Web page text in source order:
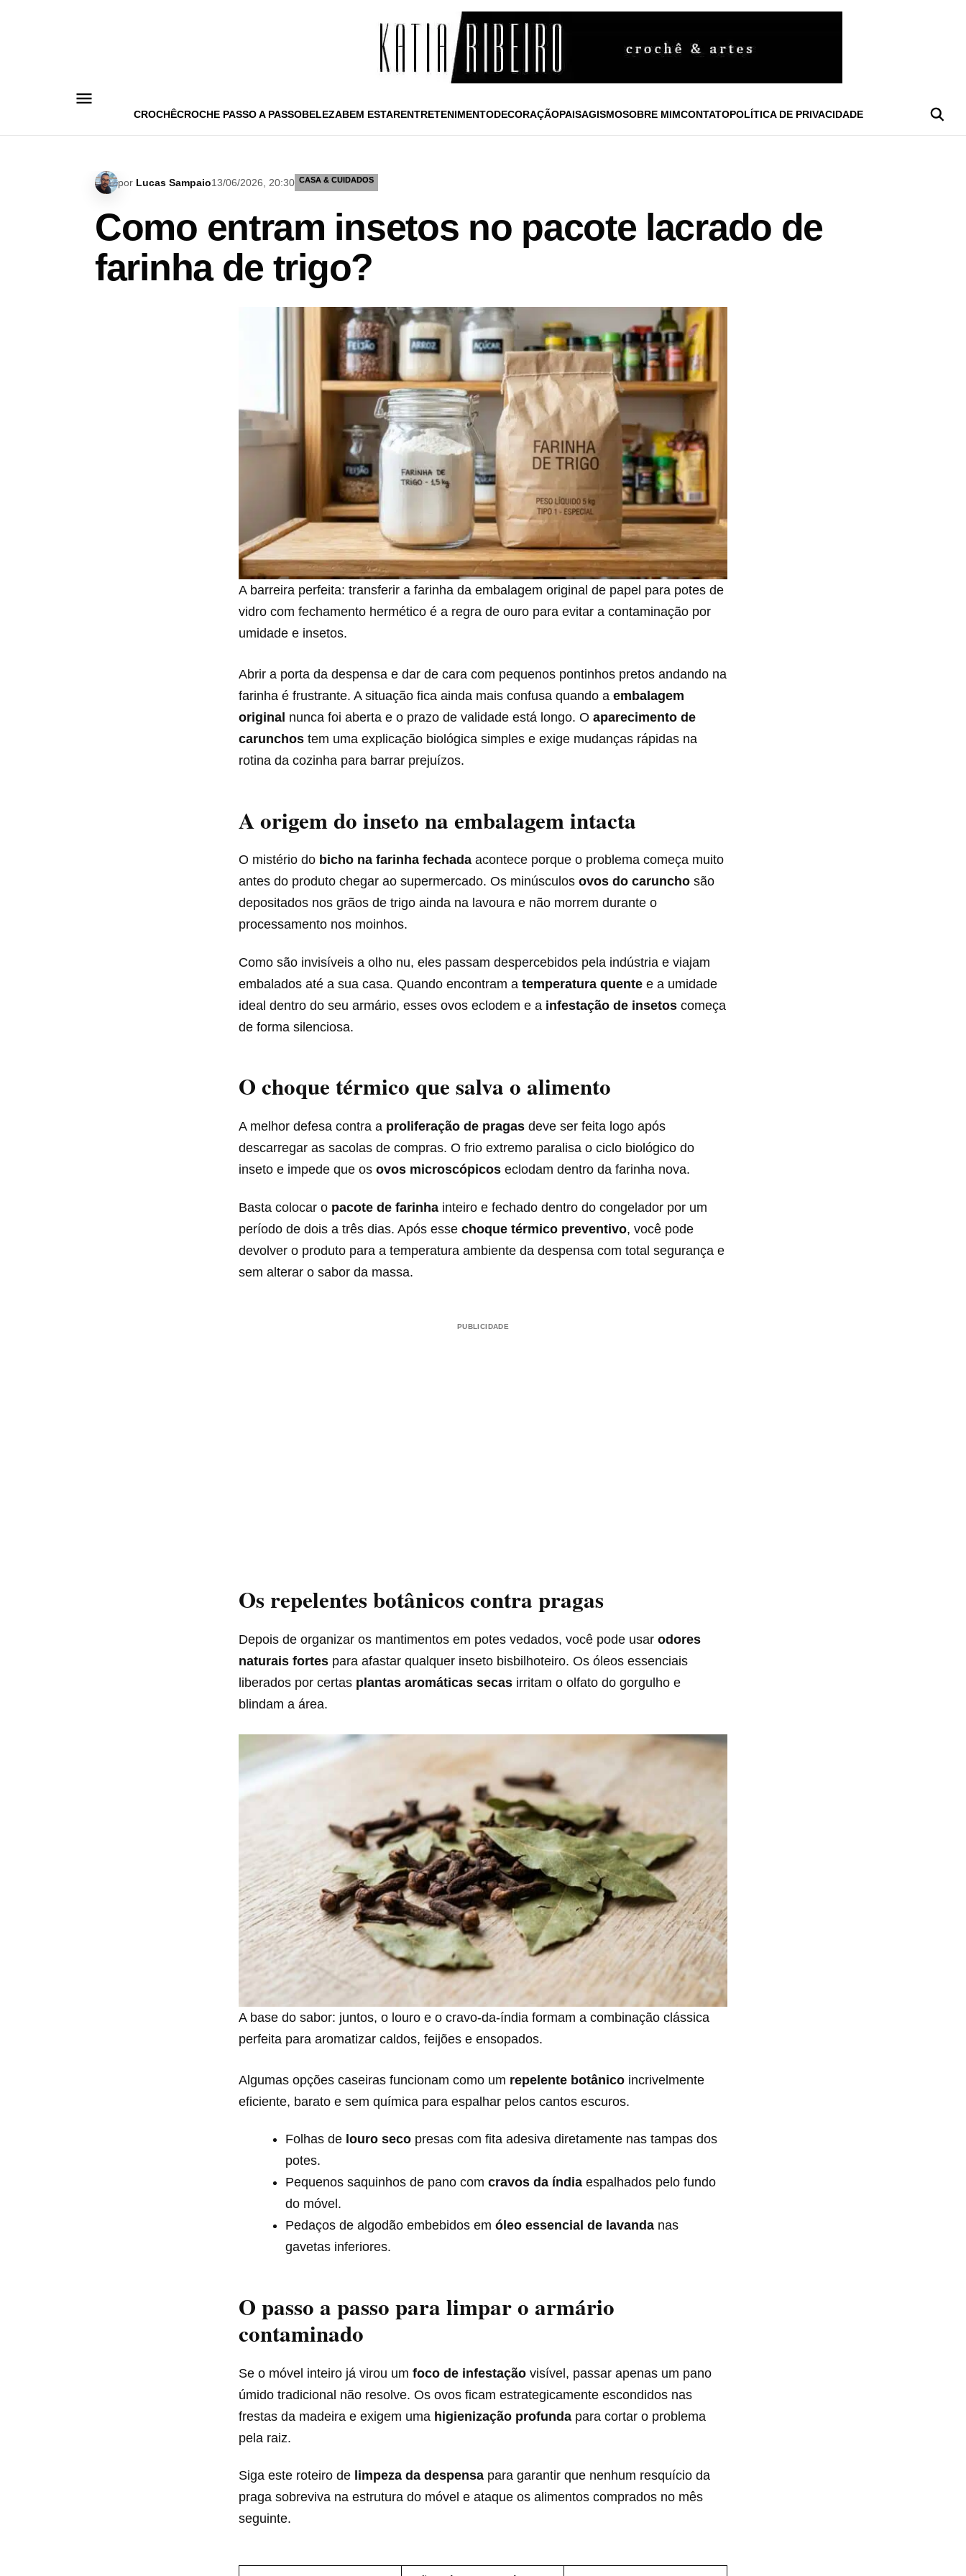
CROCHÊCROCHE PASSO A PASSOBELEZABEM ESTARENTRETENIMENTODECORAÇÃOPAISAGISMOSOBRE MIMCONTATOPOLÍTICA DE PRIVACIDADE
por Lucas Sampaio13/06/2026, 20:30 CASA & CUIDADOS
Como entram insetos no pacote lacrado de
farinha de trigo?
A barreira perfeita: transferir a farinha da embalagem original de papel para potes de
vidro com fechamento hermético é a regra de ouro para evitar a contaminação por
umidade e insetos.
Abrir a porta da despensa e dar de cara com pequenos pontinhos pretos andando na
farinha é frustrante. A situação fica ainda mais confusa quando a embalagem
original nunca foi aberta e o prazo de validade está longo. O aparecimento de
carunchos tem uma explicação biológica simples e exige mudanças rápidas na
rotina da cozinha para barrar prejuízos.
A origem do inseto na embalagem intacta
O mistério do bicho na farinha fechada acontece porque o problema começa muito
antes do produto chegar ao supermercado. Os minúsculos ovos do caruncho são
depositados nos grãos de trigo ainda na lavoura e não morrem durante o
processamento nos moinhos.
Como são invisíveis a olho nu, eles passam despercebidos pela indústria e viajam
embalados até a sua casa. Quando encontram a temperatura quente e a umidade
ideal dentro do seu armário, esses ovos eclodem e a infestação de insetos começa
de forma silenciosa.
O choque térmico que salva o alimento
A melhor defesa contra a proliferação de pragas deve ser feita logo após
descarregar as sacolas de compras. O frio extremo paralisa o ciclo biológico do
inseto e impede que os ovos microscópicos eclodam dentro da farinha nova.
Basta colocar o pacote de farinha inteiro e fechado dentro do congelador por um
período de dois a três dias. Após esse choque térmico preventivo, você pode
devolver o produto para a temperatura ambiente da despensa com total segurança e
sem alterar o sabor da massa.
PUBLICIDADE
Os repelentes botânicos contra pragas
Depois de organizar os mantimentos em potes vedados, você pode usar odores
naturais fortes para afastar qualquer inseto bisbilhoteiro. Os óleos essenciais
liberados por certas plantas aromáticas secas irritam o olfato do gorgulho e
blindam a área.
A base do sabor: juntos, o louro e o cravo-da-índia formam a combinação clássica
perfeita para aromatizar caldos, feijões e ensopados.
Algumas opções caseiras funcionam como um repelente botânico incrivelmente
eficiente, barato e sem química para espalhar pelos cantos escuros.
Folhas de louro seco presas com fita adesiva diretamente nas tampas dos
potes.
Pequenos saquinhos de pano comcravos da índia espalhados pelo fundo
do móvel.
Pedaços de algodão embebidos emóleo essencial de lavanda nas
gavetas inferiores.
O passo a passo para limpar o armário
contaminado
Se o móvel inteiro já virou um foco de infestação visível, passar apenas um pano
úmido tradicional não resolve. Os ovos ficam estrategicamente escondidos nas
frestas da madeira e exigem uma higienização profunda para cortar o problema
pela raiz.
Siga este roteiro de limpeza da despensa para garantir que nenhum resquício da
praga sobreviva na estrutura do móvel e ataque os alimentos comprados no mês
seguinte.